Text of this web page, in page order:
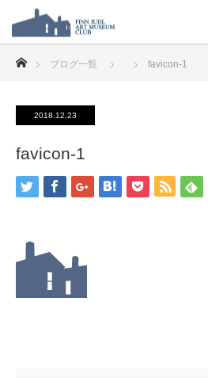
ブログ一覧 favicon-1
2018.12.23
favicon-1